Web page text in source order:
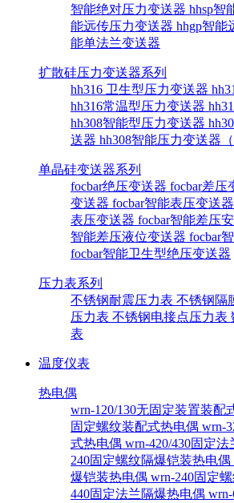
智能绝对压力变送器 hhsp智
能远传压力变送器 hhgp智能
能单法兰变送器
扩散硅压力变送器系列
hh316 卫生型压力变送器
hh316常温型压力变送器
hh308智能型压力变送器
送器 hh308智能压力变送器（
单晶硅变送器系列
focbar绝压变送器 focbar差压
变送器 focbar智能表压变送器
表压变送器 focbar智能差压
智能差压液位变送器 focbar
focbar智能卫生型绝压变送器
压力表系列
不锈钢耐震压力表 不锈钢隔
压力表 不锈钢电接点压力表
表
温度仪表
热电偶
wrn-120/130无固定装置装配
固定螺纹装配式热电偶 wrn-
式热电偶 wrn-420/430固定
240固定螺纹隔爆铠装热电偶
爆铠装热电偶 wrn-240固定
440固定法兰隔爆热电偶